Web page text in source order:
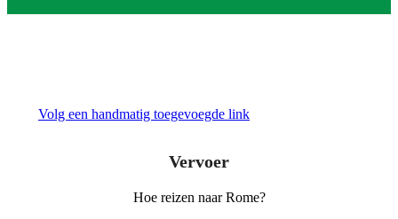
Volg een handmatig toegevoegde link
Vervoer
Hoe reizen naar Rome?